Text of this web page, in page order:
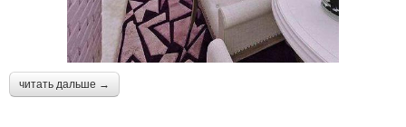
читать дальше →